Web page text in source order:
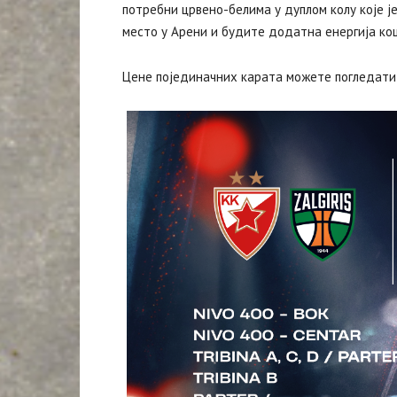
потребни црвено-белима у дуплом колу које
место у Арени и будите додатна енергија
Цене појединачних карата можете